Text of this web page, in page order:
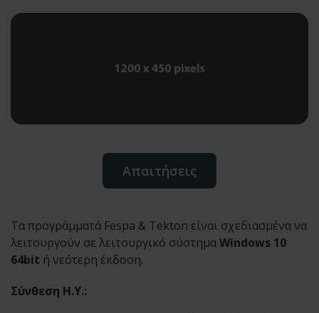
Απαιτήσεις
Τα προγράμματά Fespa & Tekton είναι σχεδιασμένα να
λειτουργούν σε λειτουργικό σύστημαWindows 10
64bit ή νεότερη έκδοση.
Σύνθεση Η.Υ.: